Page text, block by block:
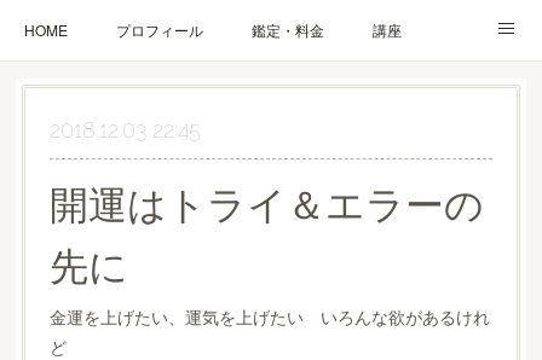
HOME プロフィール 鑑定・料金 講座
ブログ お問合せ・お申込み
2018.12.03 22:45
開運はトライ＆エラーの
先に
金運を上げたい、運気を上げたい いろんな欲があるけれ
ど